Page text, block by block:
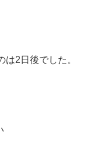
2日後でした。